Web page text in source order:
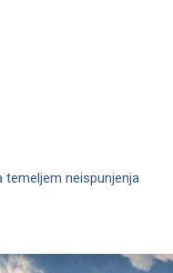
temeljem neispunjenja